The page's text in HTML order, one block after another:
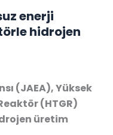
enerji
hidrojen
(JAEA), Yüksek
(HTGR)
üretim